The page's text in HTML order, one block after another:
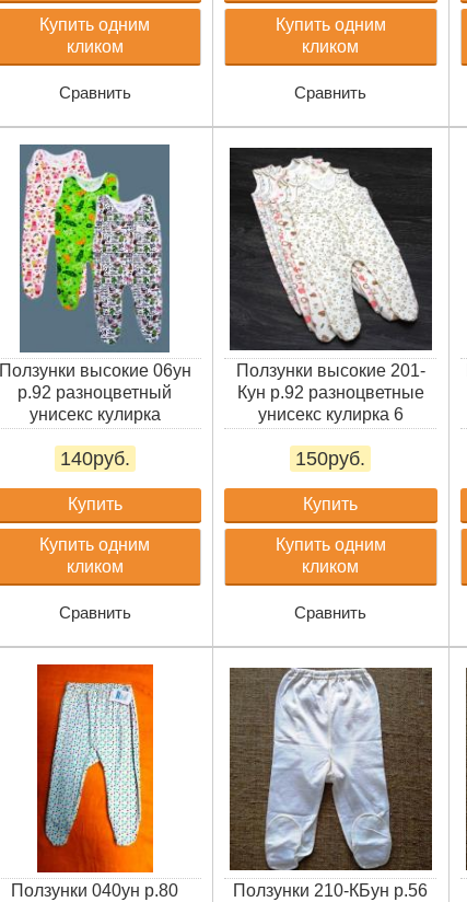
Купить одним
кликом
Сравнить
Купить одним
кликом
Сравнить
Ползунки высокие 06ун
р.92 разноцветный
унисекс кулирка
140руб.
Купить
Купить одним
кликом
Сравнить
Ползунки высокие 201-
Кун р.92 разноцветные
унисекс кулирка 6
150руб.
Купить
Купить одним
кликом
Сравнить
Ползунки 040ун р.80
Ползунки 210-КБун р.56